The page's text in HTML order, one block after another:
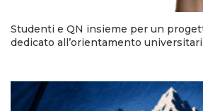
Studenti e QN insieme per un
dedicato all’orientamento